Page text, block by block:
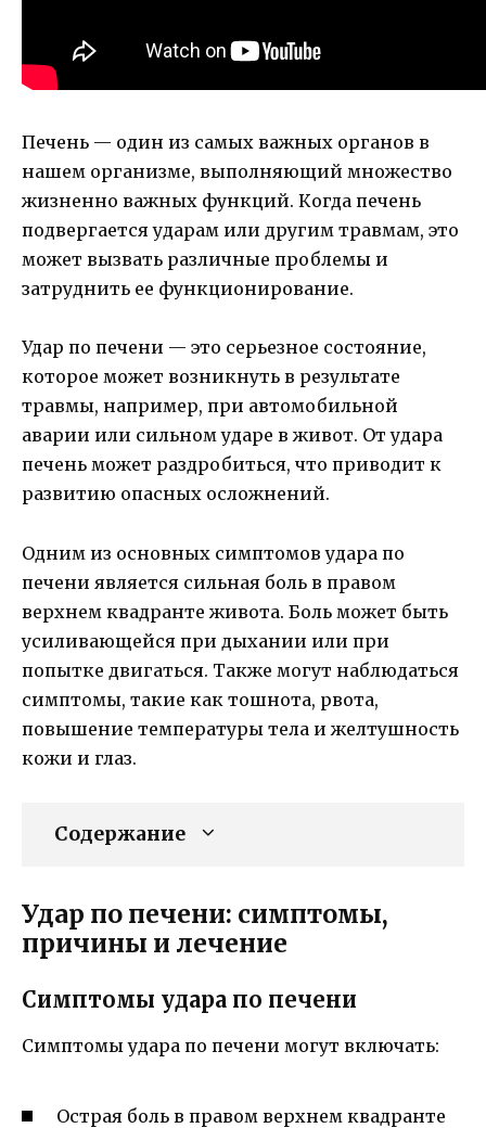
Печень — один из самых важных органов в
нашем организме, выполняющий множество
жизненно важных функций. Когда печень
подвергается ударам или другим травмам, это
может вызвать различные проблемы и
затруднить ее функционирование.
Удар по печени — это серьезное состояние,
которое может возникнуть в результате
травмы, например, при автомобильной
аварии или сильном ударе в живот. От удара
печень может раздробиться, что приводит к
развитию опасных осложнений.
Одним из основных симптомов удара по
печени является сильная боль в правом
верхнем квадранте живота. Боль может быть
усиливающейся при дыхании или при
попытке двигаться. Также могут наблюдаться
симптомы, такие как тошнота, рвота,
повышение температуры тела и желтушность
кожи и глаз.
Содержание
Удар по печени: симптомы,
причины и лечение
Симптомы удара по печени
Симптомы удара по печени могут включать:
Острая боль в правом верхнем квадранте